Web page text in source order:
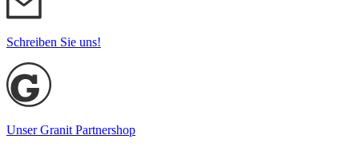
Schreiben Sie uns!
Unser Granit Partnershop